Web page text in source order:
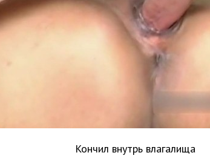
Кончил внутрь влагалища